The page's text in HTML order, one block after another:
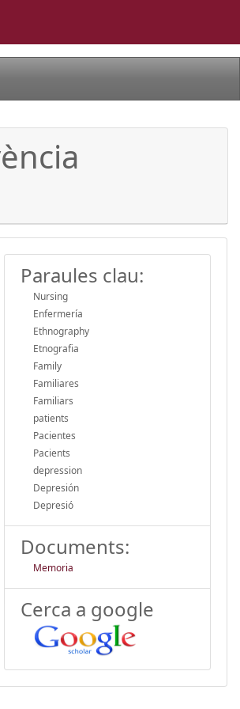
Paraules clau:
Nursing
Enfermería
Ethnography
Etnografia
Family
Familiares
Familiars
patients
Pacientes
Pacients
depression
Depresión
Depresió
Documents:
Memoria
Cerca a google